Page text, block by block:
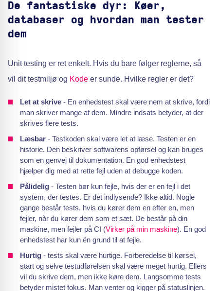
De fantastiske dyr: Køer,
databaser og hvordan man tester
dem
Unit testing er ret enkelt. Hvis du bare følger reglerne, så
vil dit testmiljø og Kode er sunde. Hvilke regler er det?
Let at skrive - En enhedstest skal være nem at skrive, fordi
man skriver mange af dem. Mindre indsats betyder, at der
skrives flere tests.
Læsbar - Testkoden skal være let at læse. Testen er en
historie. Den beskriver softwarens opførsel og kan bruges
som en genvej til dokumentation. En god enhedstest
hjælper dig med at rette fejl uden at debugge koden.
Pålidelig - Testen bør kun fejle, hvis der er en fejl i det
system, der testes. Er det indlysende? Ikke altid. Nogle
gange består tests, hvis du kører dem en efter en, men
fejler, når du kører dem som et sæt. De består på din
maskine, men fejler på CI (Virker på min maskine). En god
enhedstest har kun én grund til at fejle.
Hurtig - tests skal være hurtige. Forberedelse til kørsel,
start og selve testudførelsen skal være meget hurtig. Ellers
vil du skrive dem, men ikke køre dem. Langsomme tests
betyder mistet fokus. Man venter og kigger på statuslinjen.